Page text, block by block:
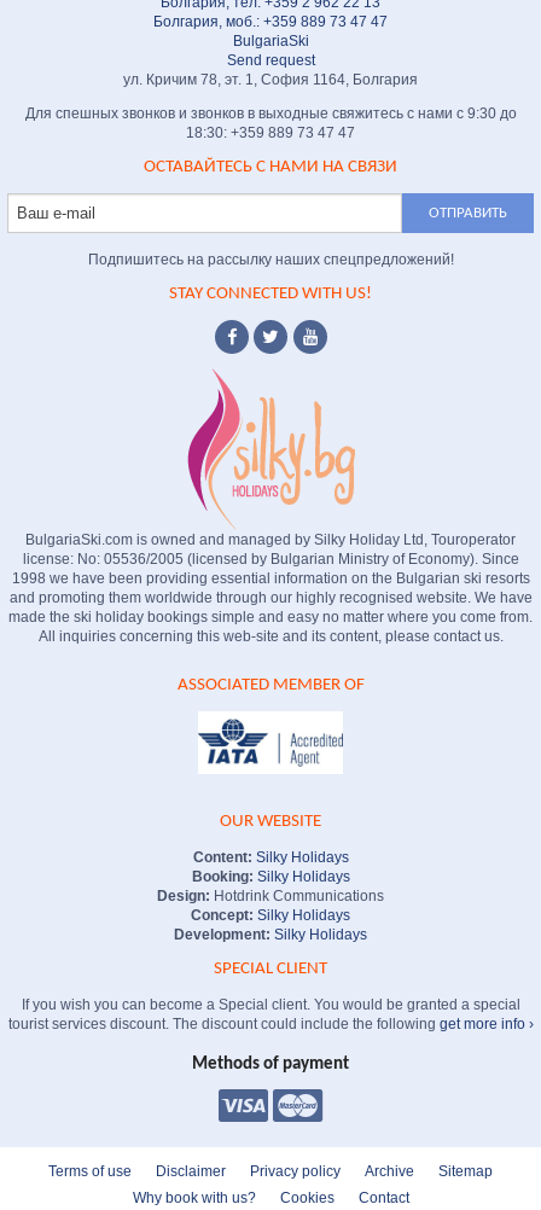
Болгария, моб.: +359 889 73 47 47
BulgariaSki
Send request
ул. Кричим 78, эт. 1, София 1164, Болгария
Для спешных звонков и звонков в выходные свяжитесь с нами с 9:30 до
18:30: +359 889 73 47 47
ОСТАВАЙТЕСЬ С НАМИ НА СВЯЗИ
Подпишитесь на рассылку наших спецпредложений!
STAY CONNECTED WITH US!
BulgariaSki.com is owned and managed by Silky Holiday Ltd, Touroperator
license: No: 05536/2005 (licensed by Bulgarian Ministry of Economy). Since
1998 we have been providing essential information on the Bulgarian ski resorts
and promoting them worldwide through our highly recognised website. We have
made the ski holiday bookings simple and easy no matter where you come from.
All inquiries concerning this web-site and its content, please contact us.
ASSOCIATED MEMBER OF
OUR WEBSITE
Content: Silky Holidays
Booking: Silky Holidays
Design: Hotdrink Communications
Concept: Silky Holidays
Development: Silky Holidays
SPECIAL CLIENT
If you wish you can become a Special client. You would be granted a special
tourist services discount. The discount could include the following get more info ›
Methods of payment
Terms of use Disclaimer Privacy policy Archive
Sitemap
Why book with us?
Cookies Contact